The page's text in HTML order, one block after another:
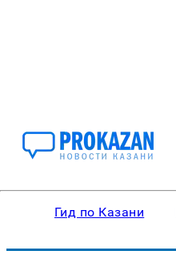
Гид по Казани